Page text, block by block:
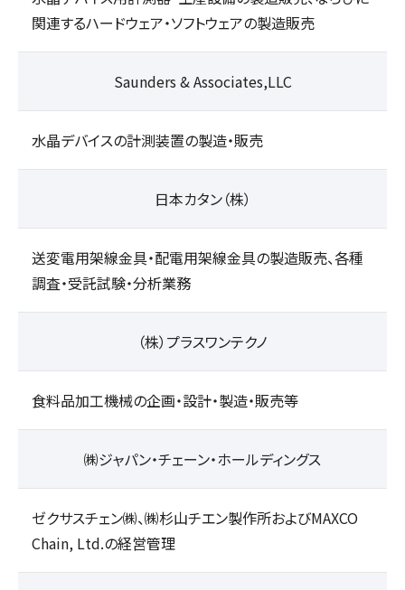
関連するハードウェア・ソフトウェアの製造販売
Saunders & Associates,LLC
水晶デバイスの計測装置の製造・販売
日本カタン（株）
送変電用架線金具・配電用架線金具の製造販売、各種
調査・受託試験・分析業務
（株）プラスワンテクノ
食料品加工機械の企画・設計・製造・販売等
㈱ジャパン・チェーン・ホールディングス
ゼクサスチェン㈱、㈱杉山チエン製作所およびMAXCO
Chain, Ltd.の経営管理